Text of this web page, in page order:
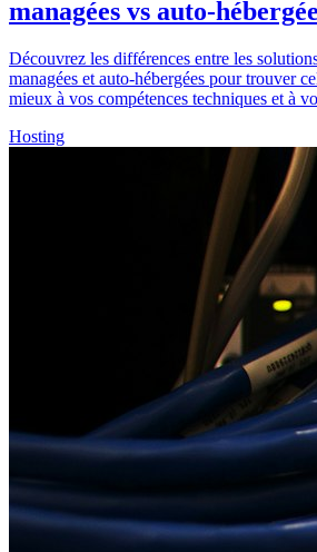
managées vs auto-
Découvrez les différences entre les
managées et auto-hébergées pour trouver
mieux à vos compétences techniques et à
Hosting